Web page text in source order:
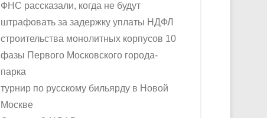
ФНС рассказали, когда не будут
штрафовать за задержку уплаты НДФЛ
строительства монолитных корпусов 10
фазы Первого Московского города-
парка
турнир по русскому бильярду в Новой
Москве